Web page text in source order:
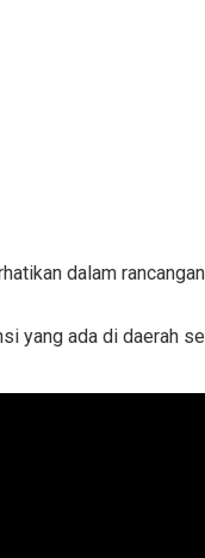
dalam
yang ada di daerah